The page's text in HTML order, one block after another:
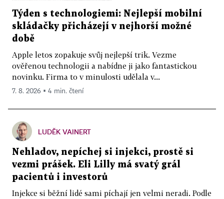
Týden s technologiemi: Nejlepší mobilní
skládačky přicházejí v nejhorší možné
době
Apple letos zopakuje svůj nejlepší trik. Vezme
ověřenou technologii a nabídne ji jako fantastickou
novinku. Firma to v minulosti udělala v...
7. 8. 2026 ▪ 4 min. čtení
LUDĚK VAINERT
Nehladov, nepíchej si injekci, prostě si
vezmi prášek. Eli Lilly má svatý grál
pacientů i investorů
Injekce si běžní lidé sami píchají jen velmi neradi. Podle